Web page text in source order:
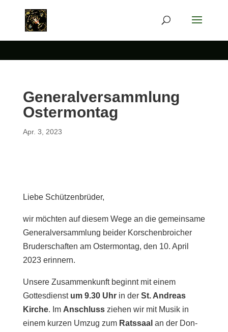
Generalversammlung
Ostermontag
Apr. 3, 2023
Liebe Schützenbrüder,
wir möchten auf diesem Wege an die gemeinsame
Generalversammlung beider Korschenbroicher
Bruderschaften am Ostermontag, den 10. April
2023 erinnern.
Unsere Zusammenkunft beginnt mit einem
Gottesdienst um 9.30 Uhrin der St. Andreas
Kirche. Im Anschlussziehen wir mit Musik in
einem kurzen Umzug zum Ratssaal an der Don-